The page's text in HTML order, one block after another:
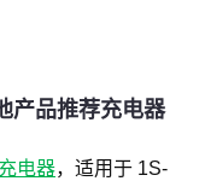
产品推荐充电器
电器，适用于 1S-